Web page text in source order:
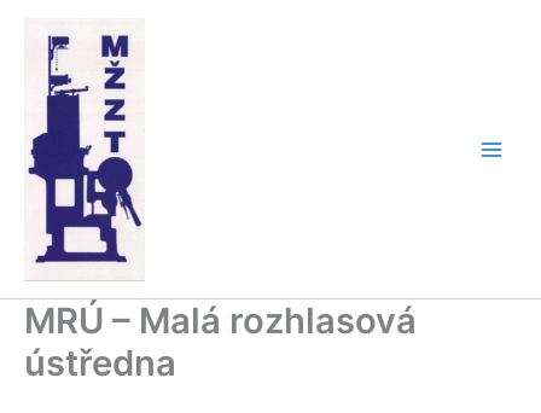
MRÚ – Malá rozhlasová
ústředna